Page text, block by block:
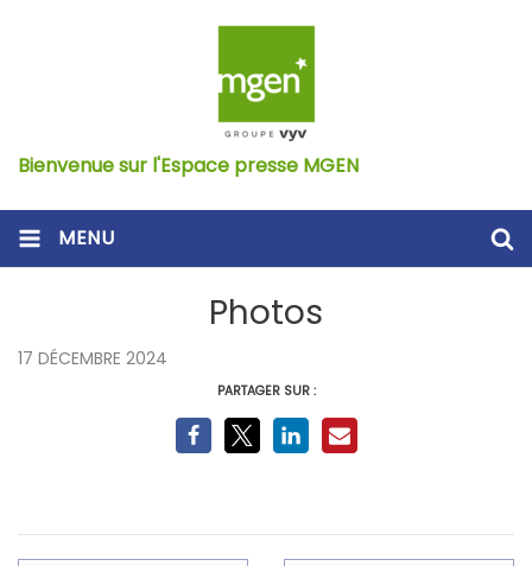
Bienvenue sur l'Espace presse MGEN
MENU
Photos
17 DÉCEMBRE 2024
PARTAGER SUR :